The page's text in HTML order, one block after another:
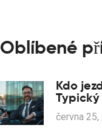
Oblíbené
Kdo
značce
června 25,